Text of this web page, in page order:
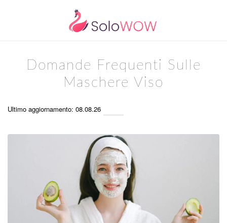
Domande Frequenti Sulle
Maschere Viso
Ultimo aggiornamento: 08.08.26